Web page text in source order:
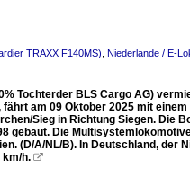
TRAXX F140MS) Niederlande / E-
Tochterder BLS Cargo AG)
fährt am 09 Oktober 2025 mit
Sieg in Richtung Siegen. Die
gebaut. Die
(D/A/NL/B). In Deutschland,
km/h. 